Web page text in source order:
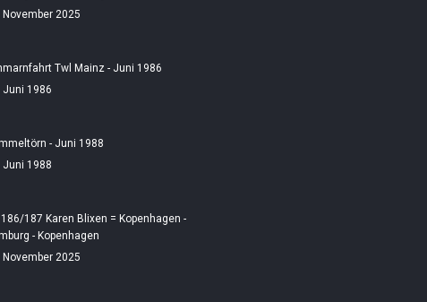
November 2025
Twl Mainz - Juni 1986
Juni 1986
- Juni 1988
Juni 1988
186/187 Karen Blixen = Kopenhagen -
- Kopenhagen
November 2025